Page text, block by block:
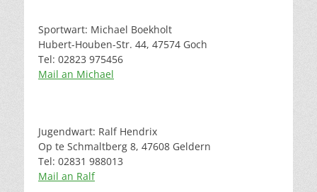
Sportwart: Michael Boekholt
Hubert-Houben-Str. 44, 47574 Goch
Tel: 02823 975456
Mail an Michael
Jugendwart: Ralf Hendrix
Op te Schmaltberg 8, 47608 Geldern
Tel: 02831 988013
Mail an Ralf